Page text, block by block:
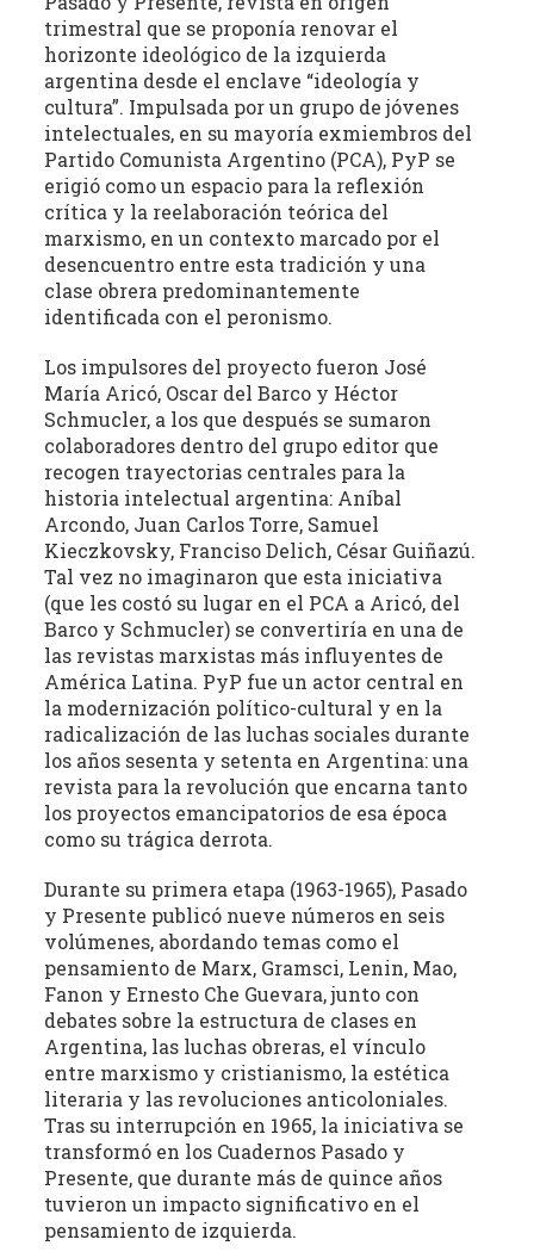
estudio
crítico
publicaciones
periódicas
provincia
(con
énfasis
producción
independiente)
dedicadas
cultura,
literatura,
política,
artes
producción
intelectual
sus
distintas
manifestaciones.
trimestral que se proponía renovar el
horizonte ideológico de la izquierda
argentina desde el enclave “ideología y
cultura”. Impulsada por un grupo de jóvenes
intelectuales, en su mayoría exmiembros del
Partido Comunista Argentino (PCA), PyP se
erigió como un espacio para la reflexión
crítica y la reelaboración teórica del
marxismo, en un contexto marcado por el
desencuentro entre esta tradición y una
clase obrera predominantemente
identificada con el peronismo.
Los impulsores del proyecto fueron José
María Aricó, Oscar del Barco y Héctor
Schmucler, a los que después se sumaron
colaboradores dentro del grupo editor que
recogen trayectorias centrales para la
historia intelectual argentina: Aníbal
Arcondo, Juan Carlos Torre, Samuel
Kieczkovsky, Franciso Delich, César Guiñazú.
Tal vez no imaginaron que esta iniciativa
(que les costó su lugar en el PCA a Aricó, del
Barco y Schmucler) se convertiría en una de
las revistas marxistas más influyentes de
América Latina. PyP fue un actor central en
la modernización político-cultural y en la
radicalización de las luchas sociales durante
los años sesenta y setenta en Argentina: una
revista para la revolución que encarna tanto
los proyectos emancipatorios de esa época
como su trágica derrota.
Durante su primera etapa (1963-1965), Pasado
y Presente publicó nueve números en seis
volúmenes, abordando temas como el
pensamiento de Marx, Gramsci, Lenin, Mao,
Fanon y Ernesto Che Guevara, junto con
debates sobre la estructura de clases en
Argentina, las luchas obreras, el vínculo
entre marxismo y cristianismo, la estética
literaria y las revoluciones anticoloniales.
Tras su interrupción en 1965, la iniciativa se
transformó en los Cuadernos Pasado y
Presente, que durante más de quince años
tuvieron un impacto significativo en el
pensamiento de izquierda.